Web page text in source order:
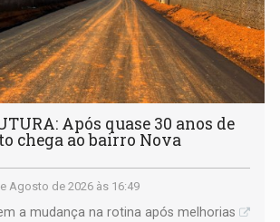
Após quase 30 anos de
chega ao bairro Nova
Agosto de 2026 às 16:49
a mudança na rotina após melhorias